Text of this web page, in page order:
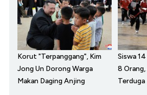
Korut "Terpanggang", Kim
Jong Un Dorong Warga
Makan Daging Anjing
Siswa
8
Terduga